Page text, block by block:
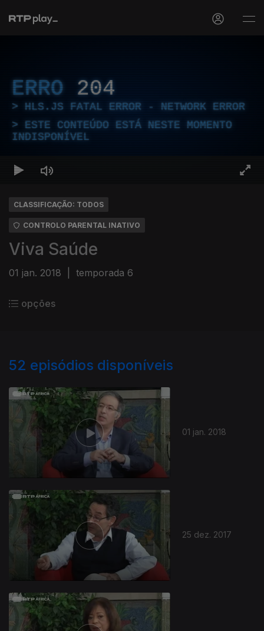
ERRO 204
HLS.JS FATAL ERROR - NETWORK ERROR
ESTE CONTEÚDO ESTÁ NESTE MOMENTO
INDISPONÍVEL
CLASSIFICAÇÃO: TODOS
CONTROLO PARENTAL INATIVO
Viva Saúde
01 jan. 2018 temporada 6
opções
52 episódios disponíveis
01 jan. 2018
25 dez. 2017